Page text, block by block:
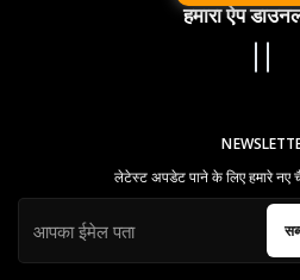
हमारा ऐप
लेटेस्ट अपडेट पाने के लिए हमारे नए